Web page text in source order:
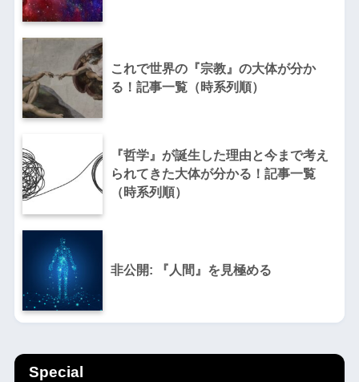
これで世界の『宗教』の大体が分か
る！記事一覧（時系列順）
『哲学』が誕生した理由と今まで考え
られてきた大体が分かる！記事一覧
（時系列順）
非公開: 『人間』を見極める
Special